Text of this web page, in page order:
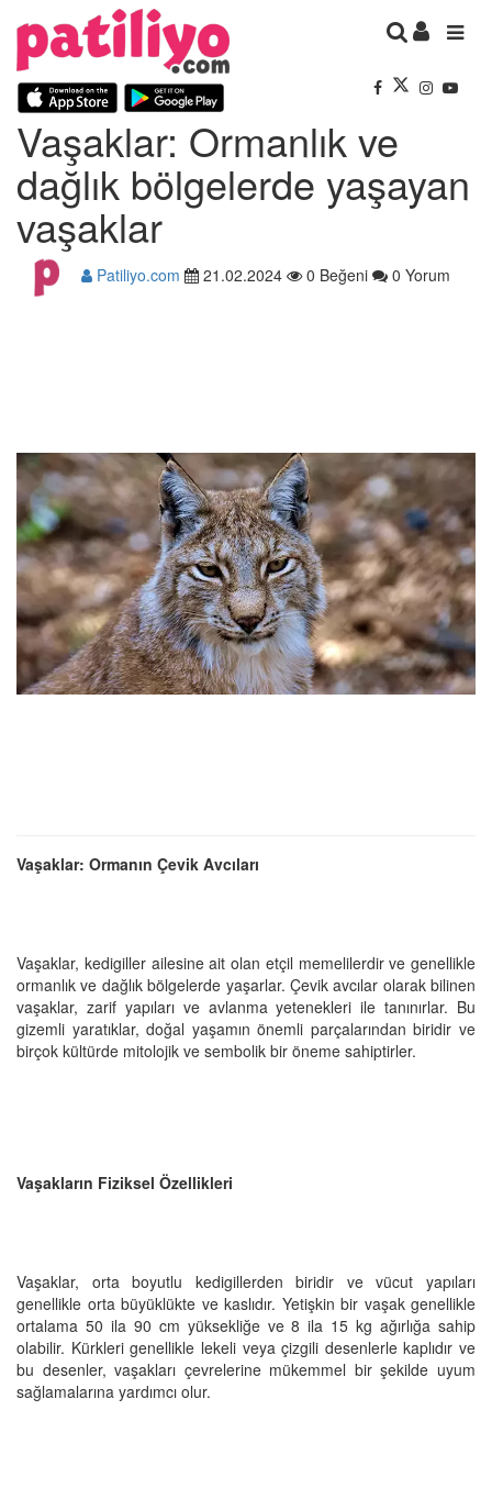
Vaşaklar: Ormanlık ve
dağlık bölgelerde yaşayan
vaşaklar
Patiliyo.com 21.02.2024 0 Beğeni 0 Yorum
Vaşaklar: Ormanın Çevik Avcıları
Vaşaklar, kedigiller ailesine ait olan etçil memelilerdir ve genellikle
ormanlık ve dağlık bölgelerde yaşarlar. Çevik avcılar olarak bilinen
vaşaklar, zarif yapıları ve avlanma yetenekleri ile tanınırlar. Bu
gizemli yaratıklar, doğal yaşamın önemli parçalarından biridir ve
birçok kültürde mitolojik ve sembolik bir öneme sahiptirler.
Vaşakların Fiziksel Özellikleri
Vaşaklar, orta boyutlu kedigillerden biridir ve vücut yapıları
genellikle orta büyüklükte ve kaslıdır. Yetişkin bir vaşak genellikle
ortalama 50 ila 90 cm yüksekliğe ve 8 ila 15 kg ağırlığa sahip
olabilir. Kürkleri genellikle lekeli veya çizgili desenlerle kaplıdır ve
bu desenler, vaşakları çevrelerine mükemmel bir şekilde uyum
sağlamalarına yardımcı olur.